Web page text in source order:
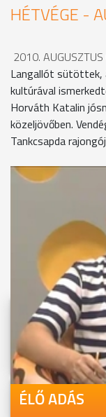
HÉTVÉGE -
2010.
Langallót sütöttek,
kultúrával
Horváth Katalin
közeljövőben.
Tankcsapda
ÉLŐ ADÁS